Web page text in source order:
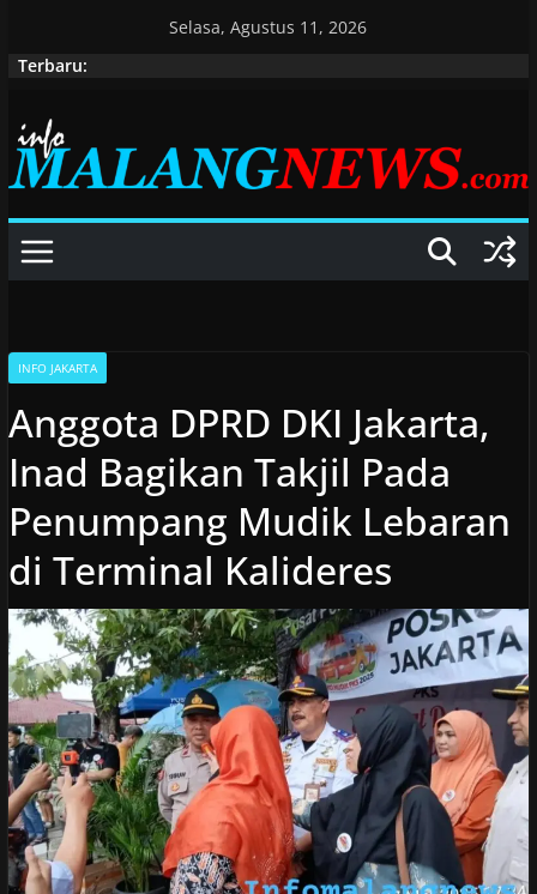
Selasa, Agustus 11, 2026
Terbaru:
INFO JAKARTA
Anggota DPRD DKI Jakarta,
Inad Bagikan Takjil Pada
Penumpang Mudik Lebaran
di Terminal Kalideres